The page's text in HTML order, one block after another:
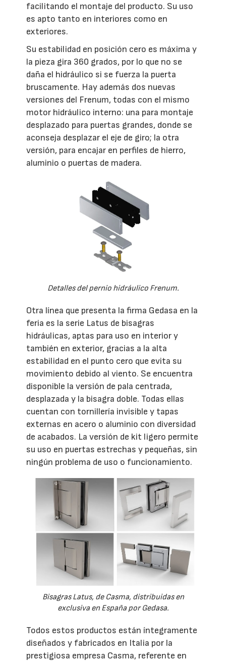
facilitando el montaje del producto. Su uso
es apto tanto en interiores como en
exteriores.
Su estabilidad en posición cero es máxima y
la pieza gira 360 grados, por lo que no se
daña el hidráulico si se fuerza la puerta
bruscamente. Hay además dos nuevas
versiones del Frenum, todas con el mismo
motor hidráulico interno: una para montaje
desplazado para puertas grandes, donde se
aconseja desplazar el eje de giro; la otra
versión, para encajar en perfiles de hierro,
aluminio o puertas de madera.
Detalles del pernio hidráulico Frenum.
Otra línea que presenta la firma Gedasa en la
feria es la serie Latus de bisagras
hidráulicas, aptas para uso en interior y
también en exterior, gracias a la alta
estabilidad en el punto cero que evita su
movimiento debido al viento. Se encuentra
disponible la versión de pala centrada,
desplazada y la bisagra doble. Todas ellas
cuentan con tornillería invisible y tapas
externas en acero o aluminio con diversidad
de acabados. La versión de kit ligero permite
su uso en puertas estrechas y pequeñas, sin
ningún problema de uso o funcionamiento.
Bisagras Latus, de Casma, distribuidas en
exclusiva en España por Gedasa.
Todos estos productos están íntegramente
diseñados y fabricados en Italia por la
prestigiosa empresa Casma, referente en